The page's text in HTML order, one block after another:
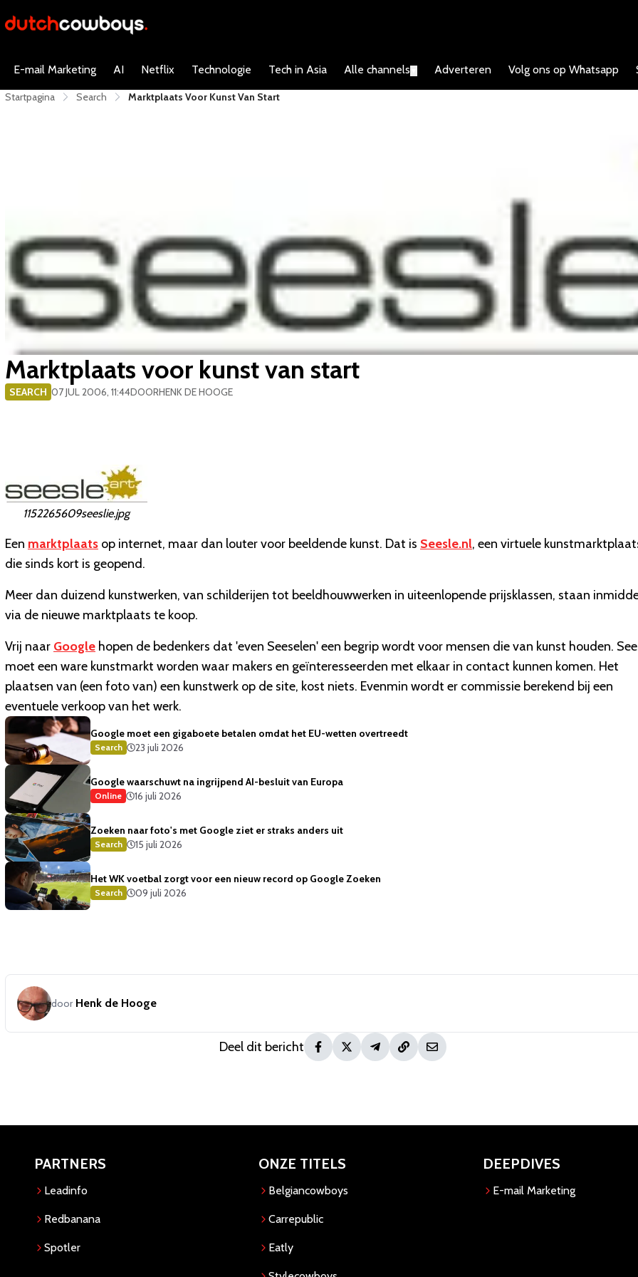
E-mail Marketing AI Netflix Technologie Tech in Asia Alle channels Adverteren Volg ons op Whatsapp
Startpagina Search Marktplaats Voor Kunst Van Start
Marktplaats voor kunst van start
SEARCH 07 JUL 2006, 11:44DOORHENK DE HOOGE
1152265609seeslie.jpg
Een marktplaats op internet, maar dan louter voor beeldende kunst. Dat is Seesle.nl, een virtuele
die sinds kort is geopend.
Meer dan duizend kunstwerken, van schilderijen tot beeldhouwwerken in uiteenlopende prijsklassen, staan
via de nieuwe marktplaats te koop.
Vrij naar Google hopen de bedenkers dat 'even Seeselen' een begrip wordt voor mensen die van kunst houden.
moet een ware kunstmarkt worden waar makers en geïnteresseerden met elkaar in contact kunnen komen. Het
plaatsen van (een foto van) een kunstwerk op de site, kost niets. Evenmin wordt er commissie berekend bij een
eventuele verkoop van het werk.
Google moet een gigaboete betalen omdat het EU-wetten overtreedt
Search 23 juli 2026
Google waarschuwt na ingrijpend AI-besluit van Europa
Online 16 juli 2026
Zoeken naar foto's met Google ziet er straks anders uit
Search 15 juli 2026
Het WK voetbal zorgt voor een nieuw record op Google Zoeken
Search 09 juli 2026
door Henk de Hooge
Deel dit bericht
PARTNERS
Leadinfo
Redbanana
Spotler
ONZE TITELS
Belgiancowboys
Carrepublic
Eatly
DEEPDIVES
E-mail Marketing